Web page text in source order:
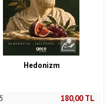
Hedonizm
180,00TL